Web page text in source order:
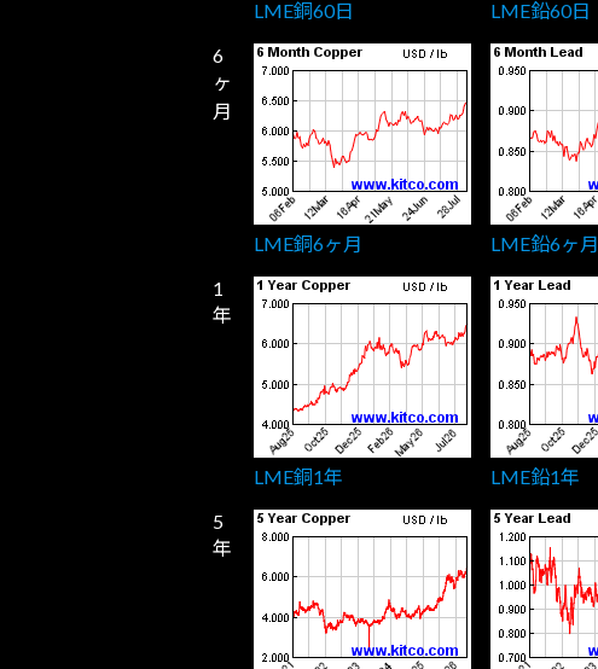
LME銅60日 LME鉛60日
6
ヶ
月
LME銅6ヶ月 LME鉛6ヶ月
1
年
LME銅1年 LME鉛1年
5
年